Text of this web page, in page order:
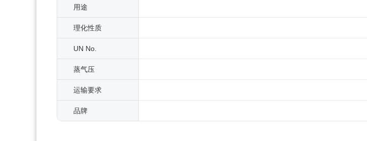
用途
理化性质
UN No.
蒸气压
运输要求
品牌